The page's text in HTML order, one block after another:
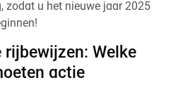
zodat u het nieuwe jaar 2025
Welke
actie